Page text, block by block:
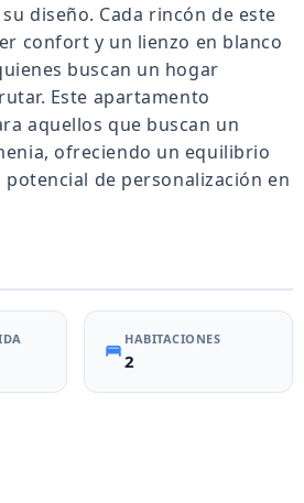
diseño. Cada rincón de este
confort y un lienzo en blanco
buscan un hogar
Este apartamento
aquellos que buscan un
ofreciendo un equilibrio
de personalización en
HABITACIONES
2